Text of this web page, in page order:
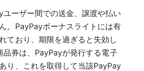
ユーザー間での送金、譲渡や払い
。PayPayボーナスライトには有
ており、期限を過ぎると失効し
品券は、PayPayが発行する電子
り、これを取得して当該PayPay